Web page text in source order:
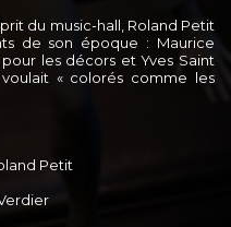
du music-hall, Roland Petit
de son époque : Maurice
les décors et Yves Saint
« colorés comme les
Petit